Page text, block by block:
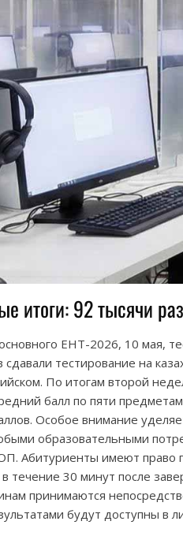
итоги: 92 тысячи
ЕНТ-2026, 10 мая,
тестирование на
По итогам второй
балл по пяти
Особое внимание
образовательными
Абитуриенты имеют право
течение 30 минут после
принимаются
будут доступны в